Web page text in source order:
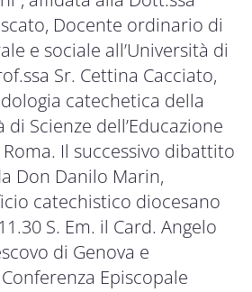
Docente ordinario di
e sociale all’Università di
Sr. Cettina Cacciato,
catechetica della
Scienze dell’Educazione
Roma. Il successivo dibattito
Don Danilo Marin,
catechistico diocesano
S. Em. il Card. Angelo
di Genova e
Episcopale